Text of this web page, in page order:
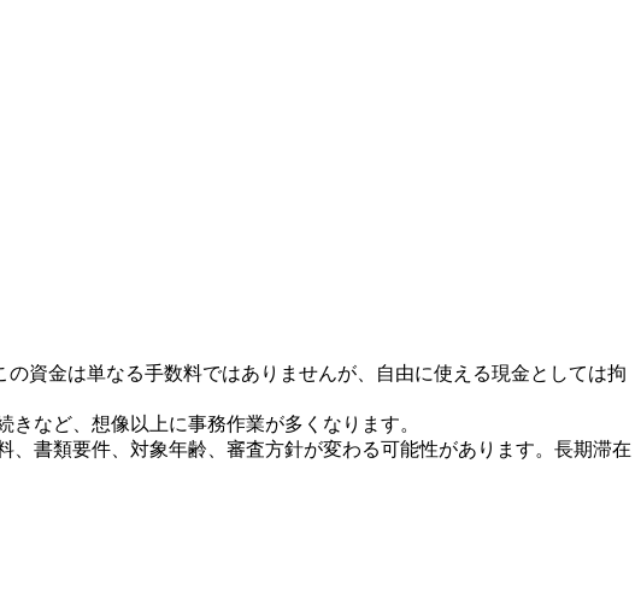
資金は単なる手数料ではありませんが、自由に使える現金としては拘
など、想像以上に事務作業が多くなります。
書類要件、対象年齢、審査方針が変わる可能性があります。長期滞在